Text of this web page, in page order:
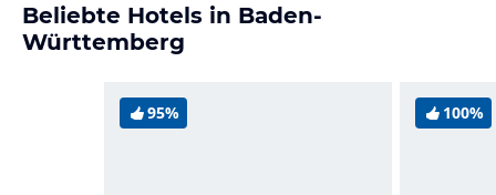
Beliebte Hotels in Baden-
Württemberg
95% 100%